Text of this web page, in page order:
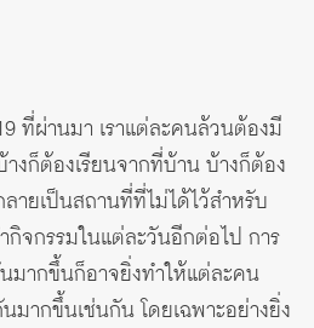
ที่ผ่านมา เราแต่ละคนล้วนต้องมี
งก็ต้องเรียนจากที่บ้าน บ้างก็ต้อง
ายเป็นสถานที่ที่ไม่ได้ไว้สำหรับ
จกรรมในแต่ละวันอีกต่อไป การ
มากขึ้นก็อาจยิ่งทำให้แต่ละคน
มากขึ้นเช่นกัน โดยเฉพาะอย่างยิ่ง